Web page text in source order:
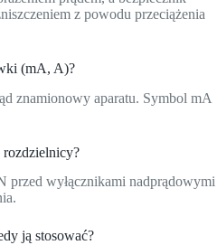
z powodu przeciążenia
(mA, A)?
znamionowy aparatu. Symbol mA
przed wyłącznikami nadprądowymi
ją stosować?